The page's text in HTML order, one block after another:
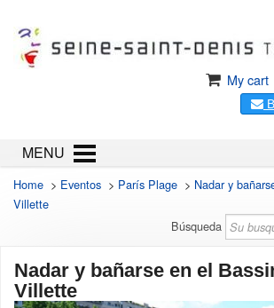
My cart
MENU
Home > Eventos > París Plage > Nadar y
Villette
Búsqueda
Nadar y bañarse en el
Villette